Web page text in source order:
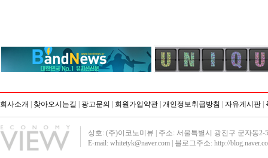
회사소개 찾아오시는길 광고문의 회원가입약관 개인정보취급방침 자유게시판
상호: (주)이코노미뷰 | 주소: 서울특별시 광진구 군자동2-
E-mail: whitetyk@naver.com | 블로그주소: http://